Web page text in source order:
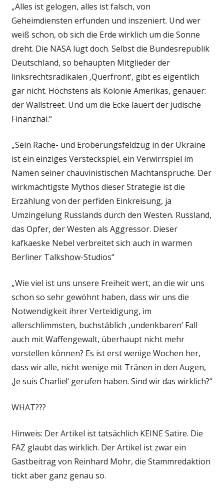
„Alles ist gelogen, alles ist falsch, von
Geheimdiensten erfunden und inszeniert. Und wer
weiß schon, ob sich die Erde wirklich um die Sonne
dreht. Die NASA lügt doch. Selbst die Bundesrepublik
Deutschland, so behaupten Mitglieder der
linksrechtsradikalen ‚Querfront‘, gibt es eigentlich
gar nicht. Höchstens als Kolonie Amerikas, genauer:
der Wallstreet. Und um die Ecke lauert der jüdische
Finanzhai.“
„Sein Rache- und Eroberungsfeldzug in der Ukraine
ist ein einziges Versteckspiel, ein Verwirrspiel im
Namen seiner chauvinistischen Machtansprüche. Der
wirkmächtigste Mythos dieser Strategie ist die
Erzählung von der perfiden Einkreisung, ja
Umzingelung Russlands durch den Westen. Russland,
das Opfer, der Westen als Aggressor. Dieser
kafkaeske Nebel verbreitet sich auch in warmen
Berliner Talkshow-Studios“
„Wie viel ist uns unsere Freiheit wert, an die wir uns
schon so sehr gewöhnt haben, dass wir uns die
Notwendigkeit ihrer Verteidigung, im
allerschlimmsten, buchstäblich ‚undenkbaren‘ Fall
auch mit Waffengewalt, überhaupt nicht mehr
vorstellen können? Es ist erst wenige Wochen her,
dass wir alle, nicht wenige mit Tränen in den Augen,
‚Je suis Charlie!‘ gerufen haben. Sind wir das wirklich?“
WHAT???
Hinweis: Der Artikel ist tatsächlich KEINE Satire. Die
FAZ glaubt das wirklich. Der Artikel ist zwar ein
Gastbeitrag von Reinhard Mohr, die Stammredaktion
tickt aber ganz genau so.